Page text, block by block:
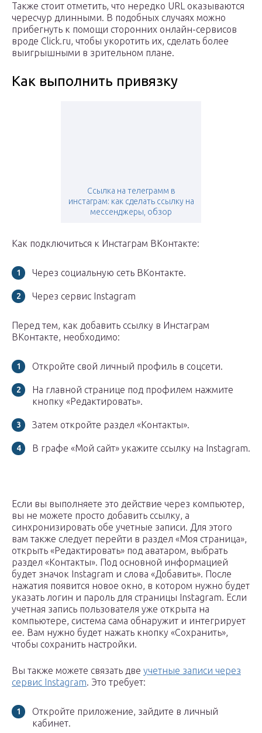
Также стоит отметить, что нередко URL оказываются
чересчур длинными. В подобных случаях можно
прибегнуть к помощи сторонних онлайн-сервисов
вроде Click.ru, чтобы укоротить их, сделать более
выигрышными в зрительном плане.
Как выполнить привязку
Ссылка на телеграмм в
инстаграм: как сделать ссылку на
мессенджеры, обзор
Как подключиться к Инстаграм ВКонтакте:
Через социальную сеть ВКонтакте.
Через сервис Instagram
Перед тем, как добавить ссылку в Инстаграм
ВКонтакте, необходимо:
Откройте свой личный профиль в соцсети.
На главной странице под профилем нажмите
кнопку «Редактировать».
Затем откройте раздел «Контакты».
В графе «Мой сайт» укажите ссылку на Instagram.
Если вы выполняете это действие через компьютер,
вы не можете просто добавить ссылку, а
синхронизировать обе учетные записи. Для этого
вам также следует перейти в раздел «Моя страница»,
открыть «Редактировать» под аватаром, выбрать
раздел «Контакты». Под основной информацией
будет значок Instagram и слова «Добавить». После
нажатия появится новое окно, в котором нужно будет
указать логин и пароль для страницы Instagram. Если
учетная запись пользователя уже открыта на
компьютере, система сама обнаружит и интегрирует
ее. Вам нужно будет нажать кнопку «Сохранить»,
чтобы сохранить настройки.
Вы также можете связать две учетные записи через
сервис Instagram. Это требует:
Откройте приложение, зайдите в личный
кабинет.